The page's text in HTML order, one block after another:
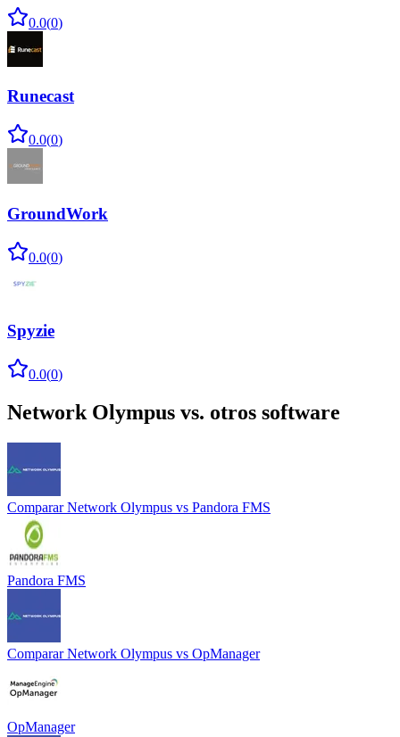
0.0(0)
Runecast
0.0(0)
GroundWork
0.0(0)
Spyzie
0.0(0)
Network Olympus vs. otros software
Comparar Network Olympus vs Pandora FMS
Pandora FMS
Comparar Network Olympus vs OpManager
OpManager